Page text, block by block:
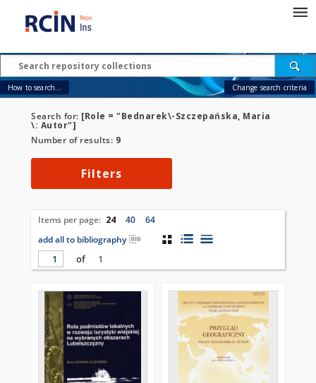
How to search... Change search criteria
Search for: [Role = "Bednarek\-Szczepańska, Maria
\: Autor"]
Number of results: 9
Filters
Items per page: 24 40
64
add all to bibliography
of
1